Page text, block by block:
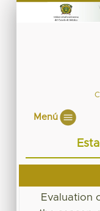
Menú
Evaluation